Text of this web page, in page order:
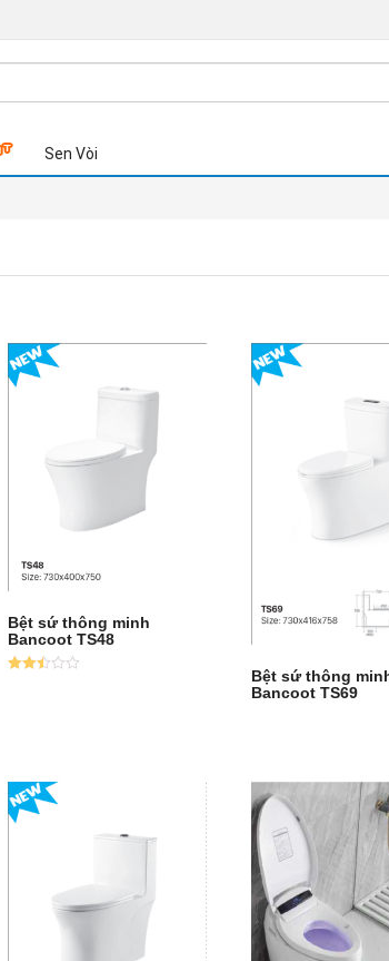
Sen Vòi
Bệt sứ thông minh
Bancoot TS48
Bệt sứ thông
Bancoot TS69